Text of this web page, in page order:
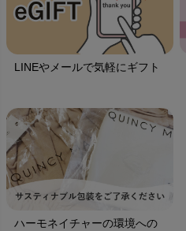
LINEやメールで気軽にギフト
ハーモネイチャーの環境への